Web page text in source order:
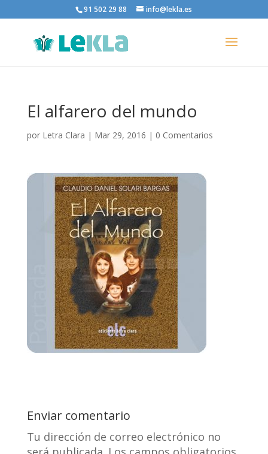
91 502 29 88 info@lekla.es
El alfarero del mundo
por Letra Clara | Mar 29, 2016 | 0 Comentarios
Enviar comentario
Tu dirección de correo electrónico no